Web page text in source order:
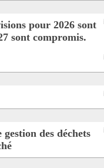
pour 2026 sont
sont compromis.
des déchets